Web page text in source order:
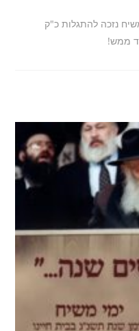
נזכה להתגלות כ"ק
ממש!